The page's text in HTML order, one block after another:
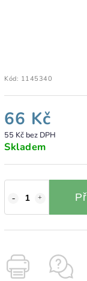
Kód: 1145340
66 Kč
55 Kč bez DPH
Skladem